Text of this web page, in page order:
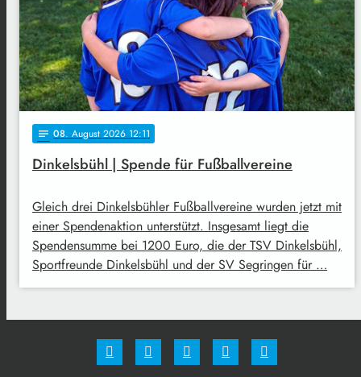
notes 08. August 2026 12:11
Dinkelsbühl | Spende für Fußballvereine
Gleich drei Dinkelsbühler Fußballvereine wurden jetzt mit
einer Spendenaktion unterstützt. Insgesamt liegt die
Spendensumme bei 1200 Euro, die der TSV Dinkelsbühl,
Sportfreunde Dinkelsbühl und der SV Segringen für …